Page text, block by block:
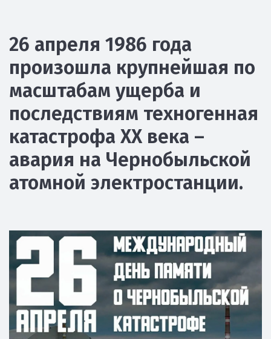
26 апреля 1986 года
произошла крупнейшая по
масштабам ущерба и
последствиям техногенная
катастрофа ХХ века –
авария на Чернобыльской
атомной электростанции.